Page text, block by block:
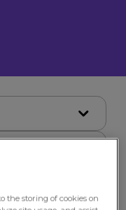
the storing of cookies on